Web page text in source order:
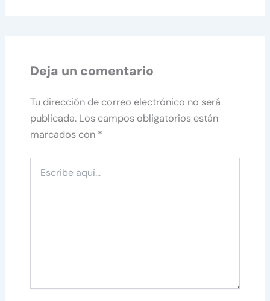
Deja un comentario
Tu dirección de correo electrónico no será
publicada. Los campos obligatorios están
marcados con *
aquí...